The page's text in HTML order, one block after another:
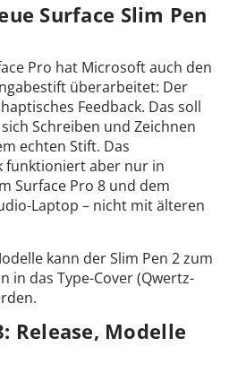
Surface Slim Pen
Pro hat Microsoft auch den
überarbeitet: Der
Feedback. Das soll
Schreiben und Zeichnen
echten Stift. Das
funktioniert aber nur in
Surface Pro 8 und dem
Laptop – nicht mit älteren
kann der Slim Pen 2 zum
in das Type-Cover (Qwertz-
Release, Modelle